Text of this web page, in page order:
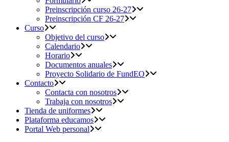
Preinscripción curso 26-27
Preinscripción CF 26-27
Curso
Objetivo del curso
Calendario
Horario
Documentos anuales
Proyecto Solidario de FundEO
Contacto
Contacta con nosotros
Trabaja con nosotros
Tienda de uniformes
Plataforma educamos
Portal Web personal